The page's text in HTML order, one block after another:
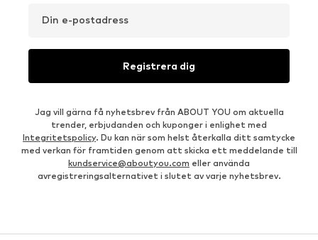
Din e-postadress
Registrera dig
Jag vill gärna få nyhetsbrev från ABOUT YOU om aktuella
trender, erbjudanden och kuponger i enlighet med
Integritetspolicy. Du kan när som helst återkalla ditt samtycke
med verkan för framtiden genom att skicka ett meddelande till
kundservice@aboutyou.com eller använda
avregistreringsalternativet i slutet av varje nyhetsbrev.